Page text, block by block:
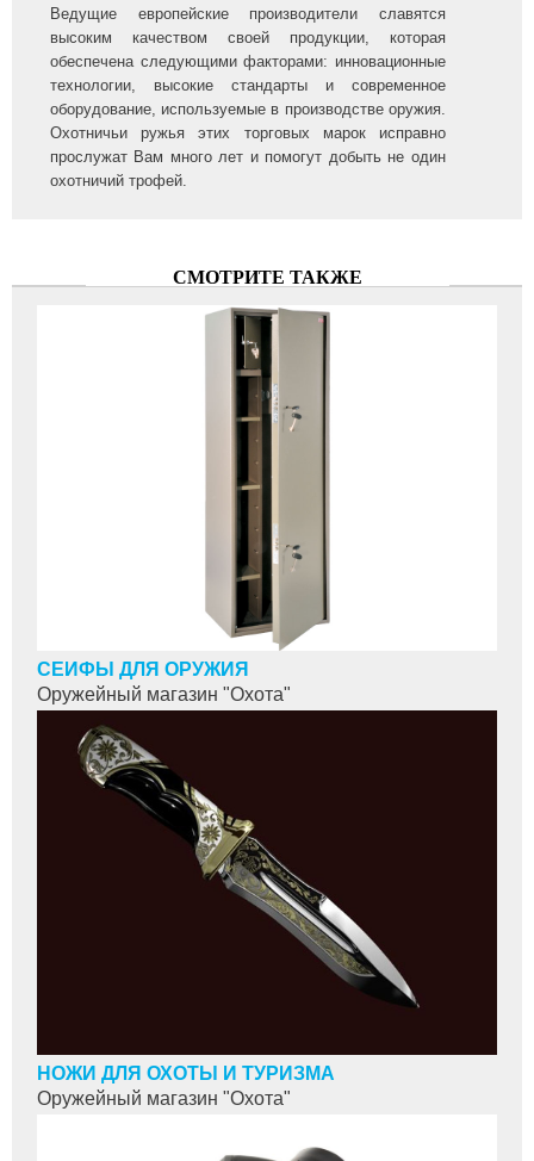
Ведущие европейские производители славятся
высоким качеством своей продукции, которая
обеспечена следующими факторами: инновационные
технологии, высокие стандарты и современное
оборудование, используемые в производстве оружия.
Охотничьи ружья этих торговых марок исправно
прослужат Вам много лет и помогут добыть не один
охотничий трофей.
СМОТРИТЕ ТАКЖЕ
СЕЙФЫ ДЛЯ ОРУЖИЯ
Оружейный магазин "Охота"
НОЖИ ДЛЯ ОХОТЫ И ТУРИЗМА
Оружейный магазин "Охота"